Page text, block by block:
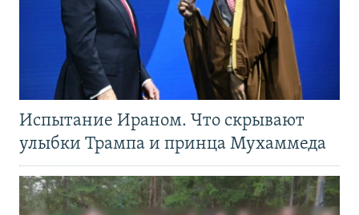
Испытание Ираном. Что скрывают
улыбки Трампа и принца Мухаммеда